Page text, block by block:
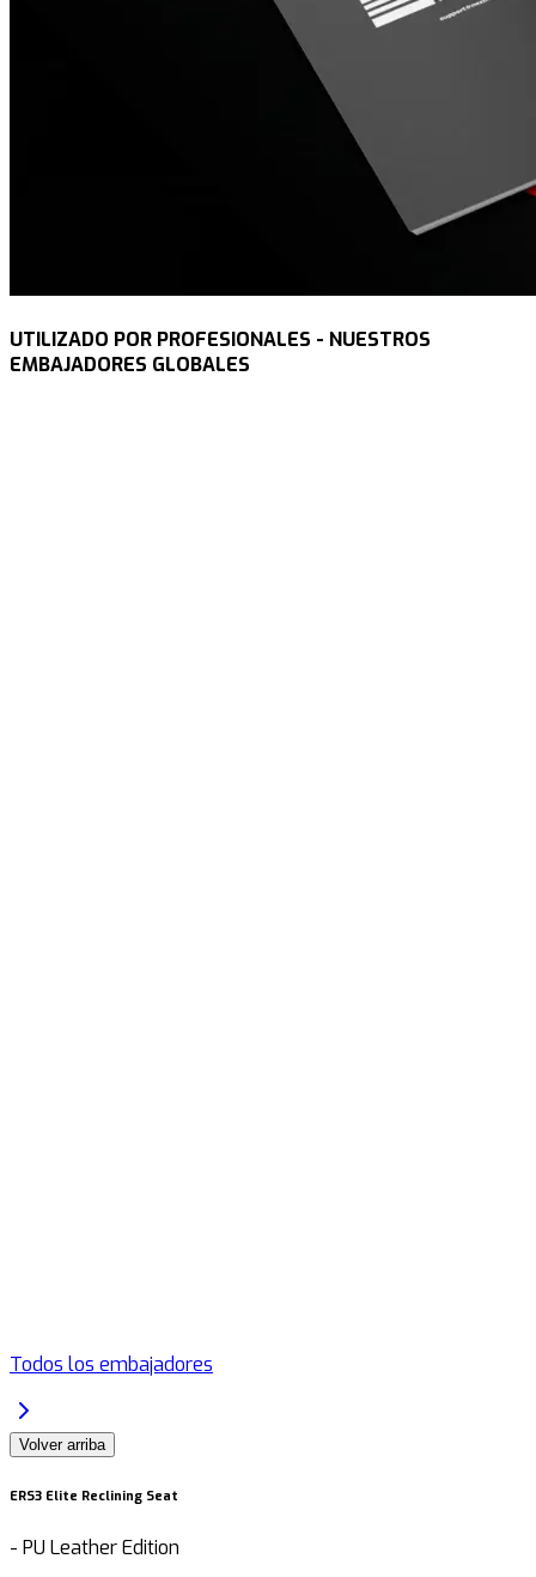
UTILIZADO POR PROFESIONALES - NUESTROS
EMBAJADORES GLOBALES
Todos los embajadores
Volver arriba
ERS3 Elite Reclining Seat
- PU Leather Edition